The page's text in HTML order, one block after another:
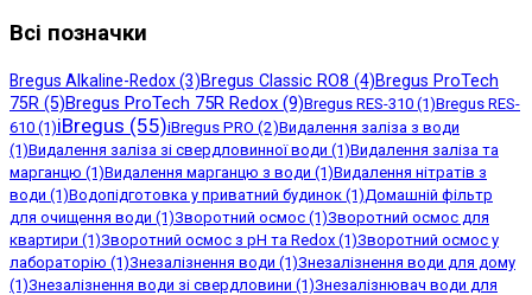
Всі позначки
Bregus Alkaline-Redox(3)Bregus Classic RO8 (4)Bregus ProTech
75R (5)Bregus ProTech 75R Redox (9)Bregus RES-310 (1)Bregus RES-
610 (1)iBregus (55)iBregus PRO (2)Видалення заліза з води
(1)Видалення заліза зі свердловинної води (1)Видалення заліза та
марганцю (1)Видалення марганцю з води (1)Видалення нітратів з
води (1)Водопідготовка у приватний будинок (1)Домашній фільтр
для очищення води (1)Зворотний осмос (1)Зворотний осмос для
квартири (1)Зворотний осмос з рН та Redox (1)Зворотний осмос у
лабораторію (1)Знезалізнення води (1)Знезалізнення води для дому
(1)Знезалізнення води зі свердловини (1)Знезалізнювач води для